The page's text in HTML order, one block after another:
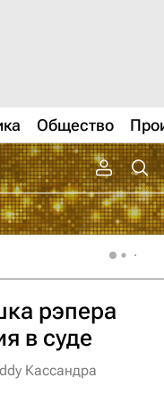
Общество
рэпера
в суде
Кассандра